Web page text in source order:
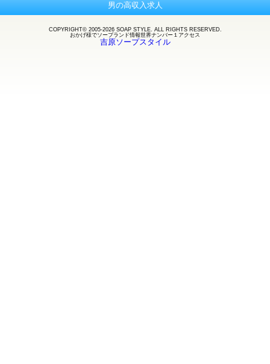
男の高収入求人
COPYRIGHT© 2005-2026 SOAP STYLE. ALL RIGHTS RESERVED.
おかげ様でソープランド情報世界ナンバー１アクセス
吉原ソープスタイル